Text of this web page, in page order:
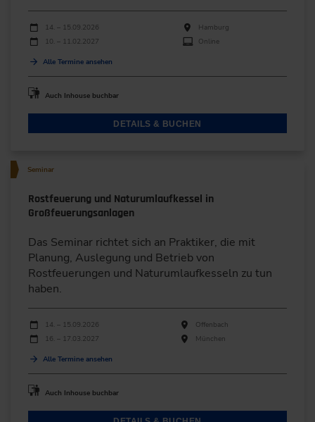
Durchführungen
Veranstaltungsdatum
14. – 15.09.2026
Hamburg
10. – 11.02.2027
Online
Alle Termine ansehen
Auch Inhouse buchbar
DETAILS & BUCHEN
Seminar
Rostfeuerung und Naturumlaufkessel in
Großfeuerungsanlagen
Das Seminar richtet sich an Praktiker, die mit
Planung, Auslegung und Betrieb von
Rostfeuerungen und Naturumlaufkesseln zu tun
haben.
Durchführungen
Veranstaltungsdatum
14. – 15.09.2026
Offenbach
16. – 17.03.2027
München
Alle Termine ansehen
Auch Inhouse buchbar